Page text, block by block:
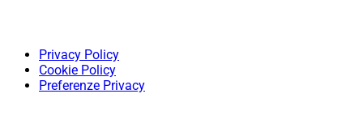
Privacy Policy
Cookie Policy
Preferenze Privacy